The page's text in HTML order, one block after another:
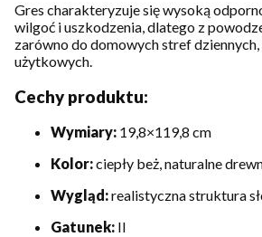
Gres charakteryzuje się wysoką
wilgoć i uszkodzenia, dlatego z
zarówno do domowych stref
użytkowych.
Cechy produktu:
Wymiary: 19,8×119,8 cm
Kolor:ciepły beż, naturalne
Wygląd:realistyczna struktura
Gatunek: II